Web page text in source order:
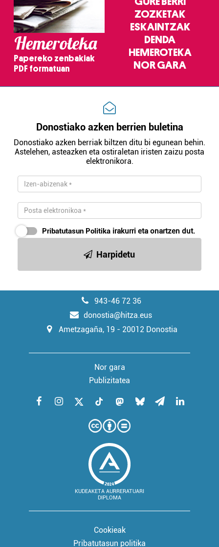
Hemeroteka
Papereko zenbakiak
PDF formatuan
ZOZKETAK
ESKAINTZAK
DENDA
HEMEROTEKA
NOR GARA
Donostiako azken berrien buletina
Donostiako azken berriak biltzen ditu bi egunean behin.
Astelehen, asteazken eta ostiraletan iristen zaizu posta
elektronikora.
Pribatutasun Politika irakurri eta onartzen dut.
Harpidetu
943-46 72 36
donostia@hitza.eus
Ametzagaña, 19 - 20012 Donostia
Nor gara
Publizitatea
KUDEAKETA AURRERATUARI
DIPLOMA
Cookieak
Pribatutasun politika